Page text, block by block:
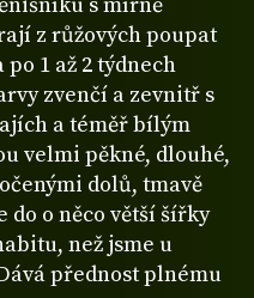
z růžových poupat
1 až 2 týdnech
zvenčí a zevnitř s
a téměř bílým
velmi pěkné, dlouhé,
dolů, tmavě
do o něco větší šířky
než jsme u
přednost plnému